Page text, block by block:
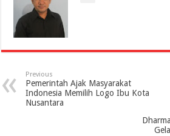
Previous
Pemerintah Ajak Masyarakat
Indonesia Memilih Logo Ibu Kota
Nusantara